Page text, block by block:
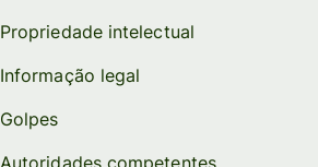
Propriedade intelectual
Informação legal
Golpes